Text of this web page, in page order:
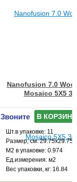
Nanofusion 7.0
Mosaico 5X5
Звоните В КОРЗИНУ
Шт.в упаковке: 11
Размер, см: 29.75x29.75
М2 в упаковке: 0.974
Ед.измерения: м2
Веc упаковки, кг: 16.84